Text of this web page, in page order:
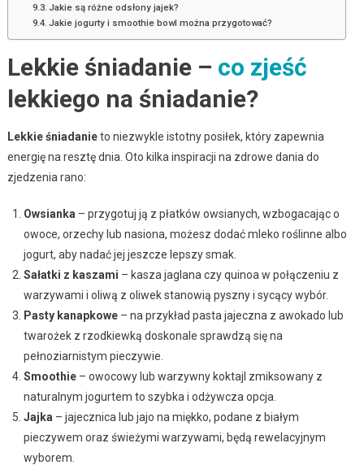
Jakie są różne odsłony jajek?
Jakie jogurty i smoothie bowl można przygotować?
Lekkie śniadanie – co zjeść
lekkiego na śniadanie?
Lekkie śniadanieto niezwykle istotny posiłek, który zapewnia
energię na resztę dnia. Oto kilka inspiracji na zdrowe dania do
zjedzenia rano:
Owsianka – przygotuj ją z płatków owsianych, wzbogacając o
owoce, orzechy lub nasiona, możesz dodać mleko roślinne albo
jogurt, aby nadać jej jeszcze lepszy smak.
Sałatki z kaszami – kasza jaglana czy quinoa w połączeniu z
warzywami i oliwą z oliwek stanowią pyszny i sycący wybór.
Pasty kanapkowe– na przykład pasta jajeczna z awokado lub
twarożek z rzodkiewką doskonale sprawdzą się na
pełnoziarnistym pieczywie.
Smoothie– owocowy lub warzywny koktajl zmiksowany z
naturalnym jogurtem to szybka i odżywcza opcja.
Jajka – jajecznica lub jajo na miękko, podane z białym
pieczywem oraz świeżymi warzywami, będą rewelacyjnym
wyborem.